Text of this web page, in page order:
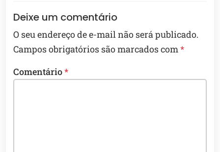
Deixe um comentário
O seu endereço de e-mail não será publicado.
Campos obrigatórios são marcados com*
Comentário*